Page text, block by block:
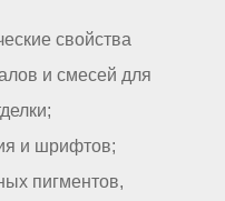
свойства
и смесей для
и шрифтов;
пигментов,